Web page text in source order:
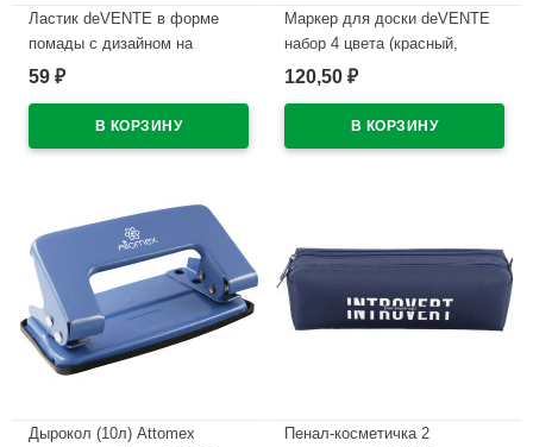
Ластик deVENTE в форме
помады с дизайном на
корпусе арт.8030619
59 ₽
Маркер для доски deVENTE
набор 4 цвета (красный,
синий, черный, зеленый) 2мм
магнитом для крепления
арт.5040605 (Ст.4)
120,50 ₽
Дырокол (10л) Attomex
Пенал-косметичка 2